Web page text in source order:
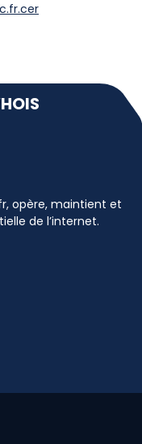
opère, maintient et
de l’internet.